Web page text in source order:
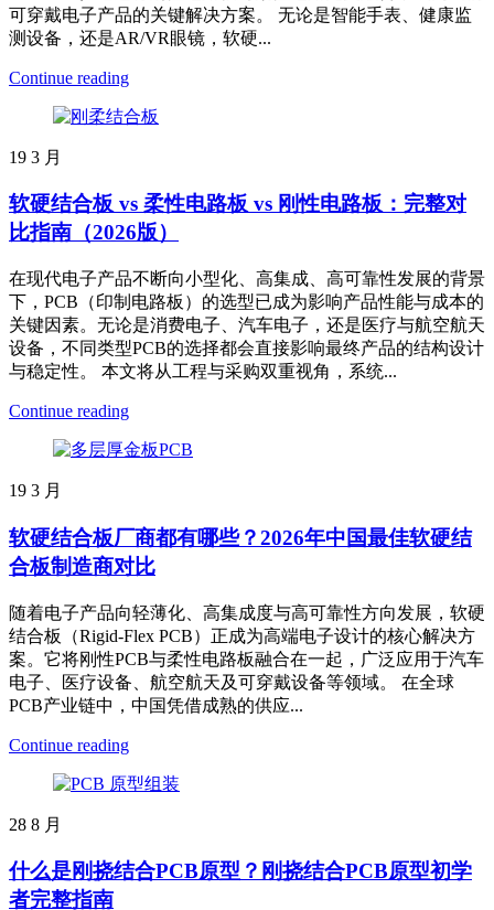
可穿戴电子产品的关键解决方案。 无论是智能手表、健康监
测设备，还是AR/VR眼镜，软硬...
Continue reading
19 3 月
软硬结合板 vs 柔性电路板 vs 刚性电路板：完整对
比指南（2026版）
在现代电子产品不断向小型化、高集成、高可靠性发展的背景
下，PCB（印制电路板）的选型已成为影响产品性能与成本的
关键因素。无论是消费电子、汽车电子，还是医疗与航空航天
设备，不同类型PCB的选择都会直接影响最终产品的结构设计
与稳定性。 本文将从工程与采购双重视角，系统...
Continue reading
19 3 月
软硬结合板厂商都有哪些？2026年中国最佳软硬结
合板制造商对比
随着电子产品向轻薄化、高集成度与高可靠性方向发展，软硬
结合板（Rigid-Flex PCB）正成为高端电子设计的核心解决方
案。它将刚性PCB与柔性电路板融合在一起，广泛应用于汽车
电子、医疗设备、航空航天及可穿戴设备等领域。 在全球
PCB产业链中，中国凭借成熟的供应...
Continue reading
28 8 月
什么是刚挠结合PCB原型？刚挠结合PCB原型初学
者完整指南